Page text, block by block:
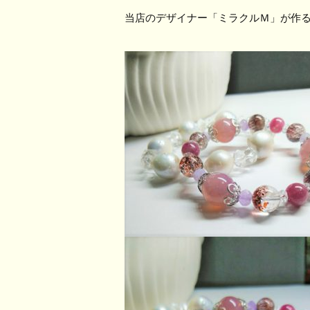
当店のデザイナー「ミラクルＭ」が作